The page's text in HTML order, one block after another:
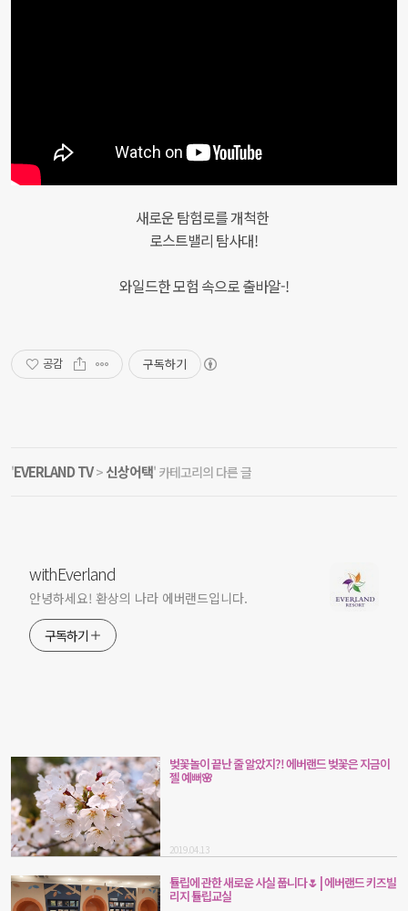
새로운 탐험로를 개척한
로스트밸리 탐사대!
와일드한 모험 속으로 출바알-!
공감 구독하기
'EVERLAND TV> 신상어택' 카테고리의 다른 글
withEverland
안녕하세요! 환상의 나라 에버랜드입니다.
구독하기
벚꽃놀이 끝난 줄 알았지?! 에버랜드 벚꽃은 지금이
젤 예뻐🌸
2019.04.13
튤립에 관한 새로운 사실 풉니다🌷 | 에버랜드 키즈빌
리지 튤립교실